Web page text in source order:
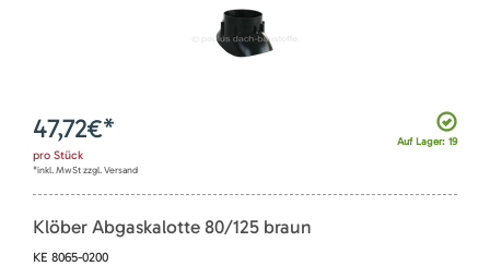
Auf Lager: 19
47,72€*
pro Stück
*inkl. MwSt zzgl. Versand
Klöber Abgaskalotte 80/125 braun
KE 8065-0200